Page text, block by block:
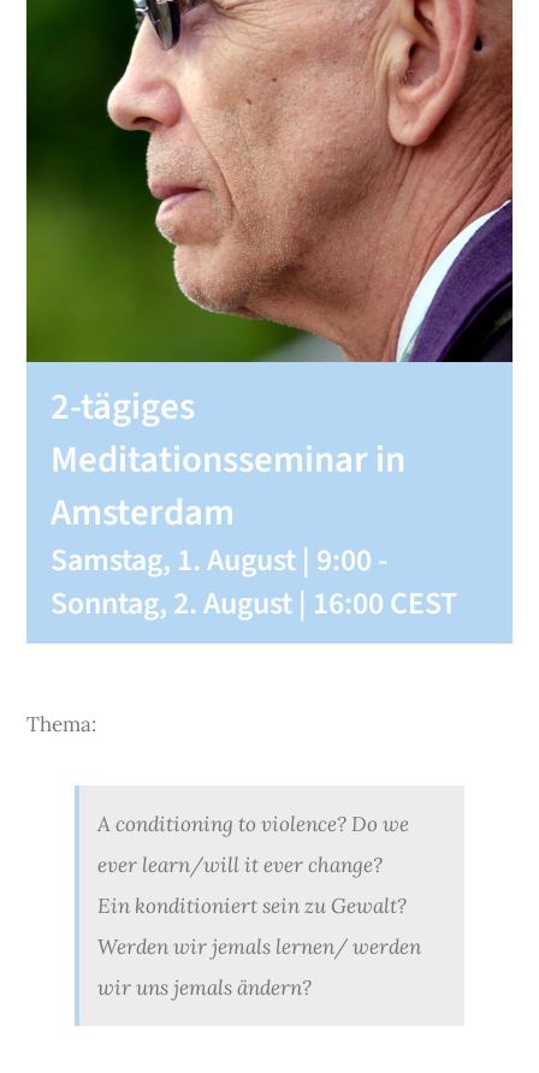
Spenden
2-tägiges
Meditationsseminar in
Amsterdam
Samstag, 1. August | 9:00-
Sonntag, 2. August | 16:00CEST
Thema:
A conditioning to violence? Do we
ever learn/will it ever change?
Ein konditioniert sein zu Gewalt?
Werden wir jemals lernen/ werden
wir uns jemals ändern?